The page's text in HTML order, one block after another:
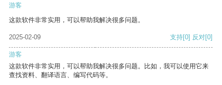
游客
这款软件非常实用，可以帮助我解决很多问题。
2025-02-09 支持[0] 反对[0]
游客
这款软件非常实用，可以帮助我解决很多问题。比如，我可以使用它来
查找资料、翻译语言、编写代码等。